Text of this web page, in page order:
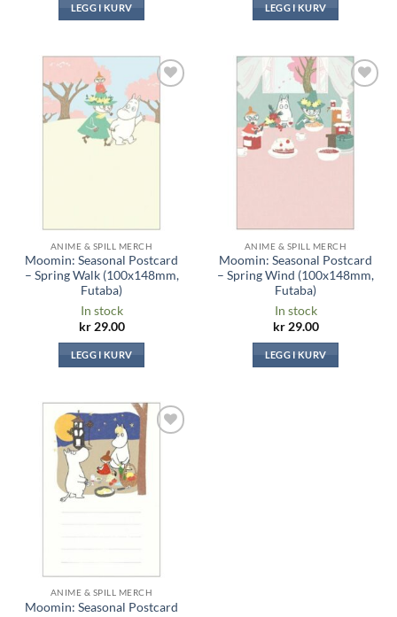
LEGG I KURV LEGG I KURV
Legg til i
ønskeliste
ANIME & SPILL MERCH
Moomin: Seasonal Postcard
– Spring Walk (100x148mm,
Futaba)
In stock
kr29.00
LEGG I KURV
Legg til i
ønskeliste
ANIME & SPILL MERCH
Moomin: Seasonal Postcard
– Spring Wind (100x148mm,
Futaba)
In stock
kr29.00
LEGG I KURV
ANIME & SPILL MERCH
Moomin: Seasonal Postcard